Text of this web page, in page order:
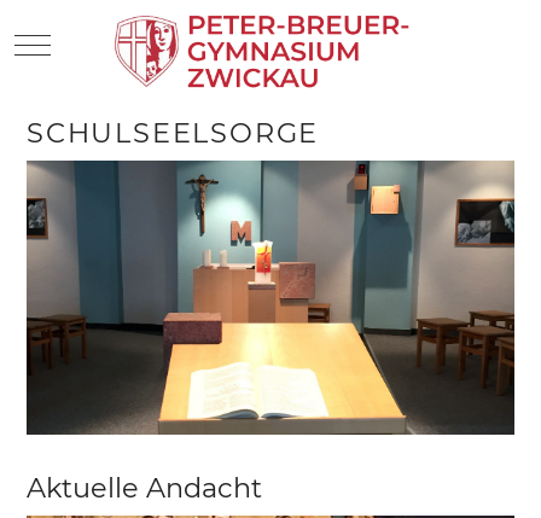
Mobile Menu Toggle
SCHULSEELSORGE
Aktuelle Andacht